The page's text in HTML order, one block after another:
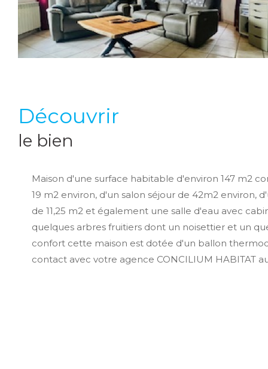
découvrir
le bien
Maison d'une surface habitable d'environ 147 m2
19 m2 environ, d'un salon séjour de 42m2 environ,
de 11,25 m2 et également une salle d'eau avec
quelques arbres fruitiers dont un noisettier et un
confort cette maison est dotée d'un ballon
contact avec votre agence CONCILIUM HABITAT